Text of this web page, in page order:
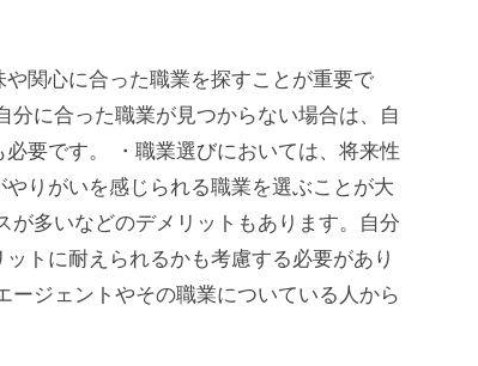
関心に合った職業を探すことが重要で
に合った職業が見つからない場合は、自
要です。 ・職業選びにおいては、将来性
りがいを感じられる職業を選ぶことが大
多いなどのデメリットもあります。自分
トに耐えられるかも考慮する必要があり
ージェントやその職業についている人から